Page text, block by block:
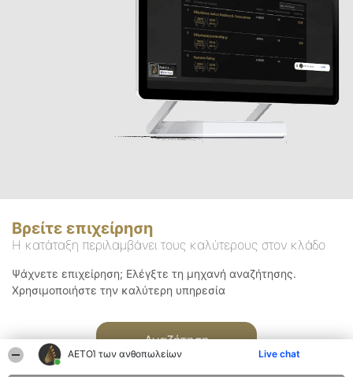
ΑΕΤΟΊ των ανθοπωλείων Live chat
Βρείτε επιχείρηση
Η κατάταξη περιλαμβάνει τους καλύτερους στον κλάδο
Ψάχνετε επιχείρηση; Ελέγξτε τη μηχανή αναζήτησης.
Χρησιμοποιήστε την καλύτερη υπηρεσία
Αναζήτηση